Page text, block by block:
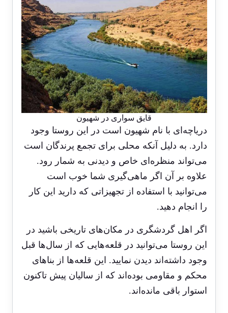
قایق سواری در شهیون
دریاچه‌ای با نام شهیون است در این روستا وجود
دارد. به دلیل آنکه محلی برای تجمع پرندگان است
می‌تواند منظره‌ای خاص و دیدنی به شمار رود.
علاوه بر آن اگر ماهی‌گیری شما خوب است
می‌توانید با استفاده از تجهیزاتی که دارید این کار
را انجام دهید.
اگر اهل گردشگری در مکان‌های تاریخی باشید در
این روستا می‌توانید در قلعه‌هایی که از سال‌ها قبل
وجود داشته‌اند دیدن نمایید. این قلعه‌ها از بناهای
محکم و مقاومی بوده‌اند که از سالیان پیش تاکنون
استوار باقی مانده‌اند.